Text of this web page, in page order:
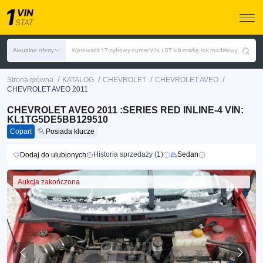
Aktualne oferty Wprowadź 17-cyfrowy numer VIN, LOT lub markę, rok modelowy
Strona główna / KATALOG / CHEVROLET / CHEVROLET AVEO /
CHEVROLET AVEO 2011
CHEVROLET AVEO 2011 :SERIES RED INLINE-4 VIN:
KL1TG5DE5BB129510
Copart Posiada klucze
Dodaj do ulubionych Historia sprzedaży (1) Sedan
Aukcja zakończona